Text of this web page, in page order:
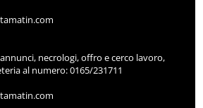
necrologi, offro e cerco lavoro,
al numero: 0165/231711